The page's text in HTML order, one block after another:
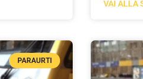
VAI ALLA
PARAURTI